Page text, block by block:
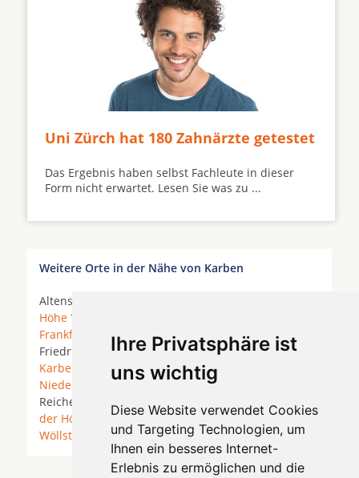
Ihre Privatsphäre ist
uns wichtig
Diese Website verwendet Cookies
und Targeting Technologien, um
Ihnen ein besseres Internet-
Erlebnis zu ermöglichen und die
Uni Zürch hat 180 Zahnärzte getestet
Das Ergebnis haben selbst Fachleute in dieser
Form nicht erwartet. Lesen Sie was zu ...
Weitere Orte in der Nähe von Karben
Altenstadt *
Höhe *
Frankfurt am Main
Friedberg (Hessen)
Friedrichsdorf *Friedrichsdorf Taunus* Hanau *
Karben
Maintal* Niddatal*Nidderau
Niederdorfelden * Offenbach am Main *
Reichelsheim (Wetterau) * Rosbach *
Rosbach vor
der Höhe
Schöneck (Hessen) *Woellstadt*
Wöllstadt